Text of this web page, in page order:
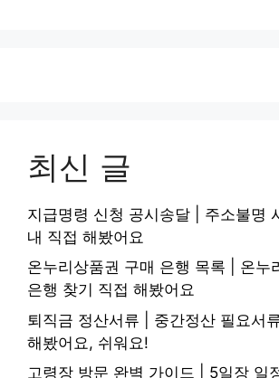
최신 글
지급명령 신청 공시송달 | 주소불명
내 직접 해봤어요
온누리상품권 구매 은행 목록 | 온누
은행 찾기 직접 해봤어요
퇴직금 정산서류 | 중간정산 필요서
해봤어요, 쉬워요!
고령장 방문 완벽 가이드 | 5일장 일